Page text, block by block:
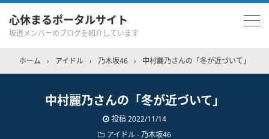
心休まるポータルサイト
坂道メンバーのブログを紹介しています
ホーム › アイドル › 乃木坂46 › 中村麗乃さんの「冬が近づいて」
中村麗乃さんの「冬が近づいて」
投稿2022/11/14
アイドル - 乃木坂46